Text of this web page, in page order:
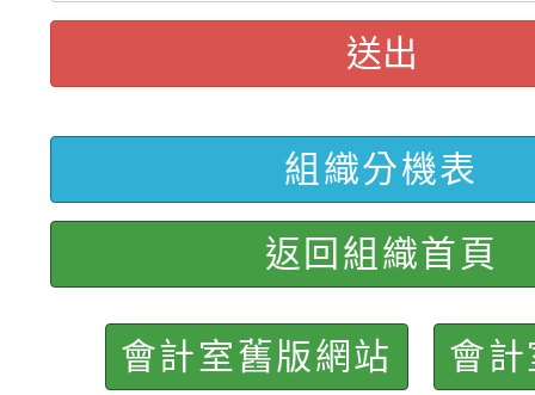
賽實施要點
比賽實施要點」
轉知：「115年金融知
動辦法」
轉知臺中市政府政風處
城市手牽手，綠能透明
畫影片一案
轉知：「115學年度全
劇比賽實施要點」及修
表
轉知：桃園市115年度
敬師藝文競賽』實施計
【甄選結果(第11招)】
學年度第1學期第7次
【甄選結果(第3招)】
送出
組織分機表
返回組織首頁
會計室舊版網站 會